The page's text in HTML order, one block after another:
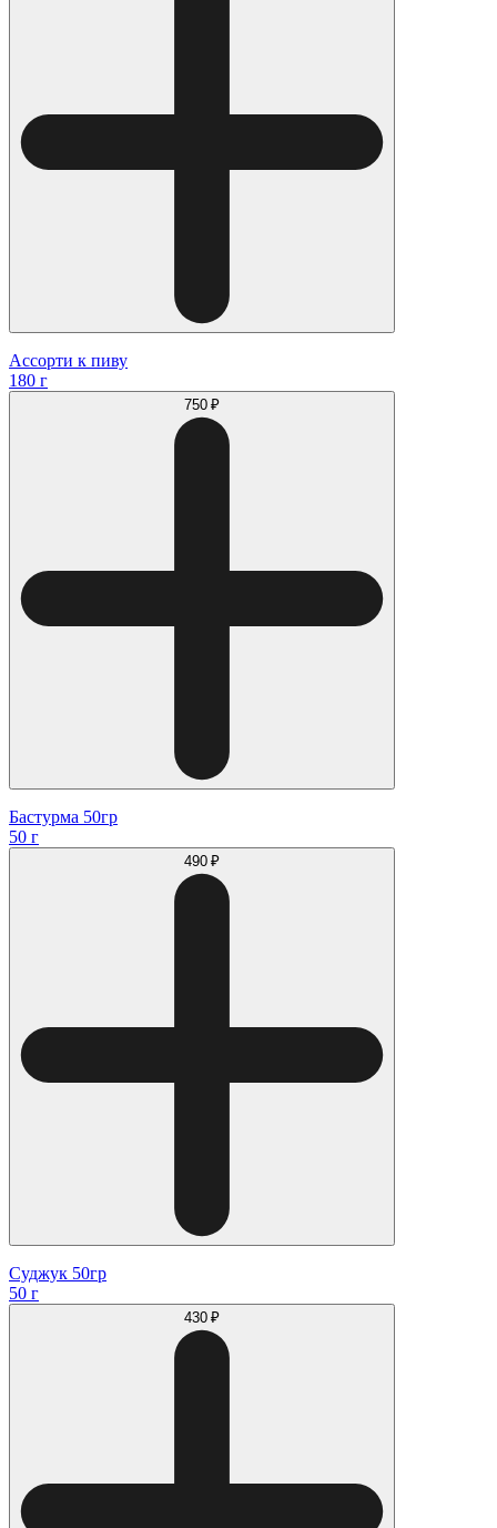
Ассорти к пиву
180 г
750 ₽
Бастурма 50гр
50 г
490 ₽
Суджук 50гр
50 г
430 ₽